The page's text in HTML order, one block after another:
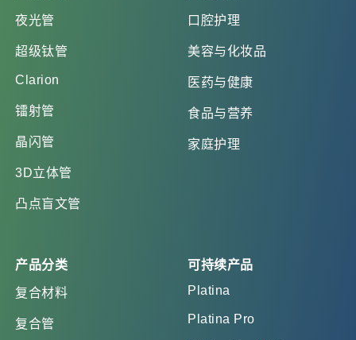
夜光管
超级钛管
Clarion
镭射管
晶闪管
3D立体管
凸点盲文管
口腔护理
美容与化妆品
医药与健康
食品与营养
家庭护理
产品分类
复合材料
复合管
可持续产品
Platina
Platina Pro